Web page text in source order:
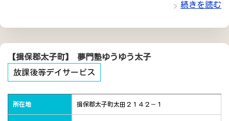
続きを読む
【揖保郡太子町】 夢門塾ゆうゆう太子
放課後等デイサービス
所在地 揖保郡太子町太田２１４２－１